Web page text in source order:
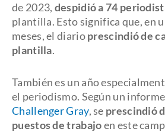
de 2023, despidió a 74
plantilla. Esto significa que, en
meses, el diarioprescindió de
plantilla.
También es un año
el periodismo. Según un
Challenger Gray, se prescindió
puestos de trabajoen este